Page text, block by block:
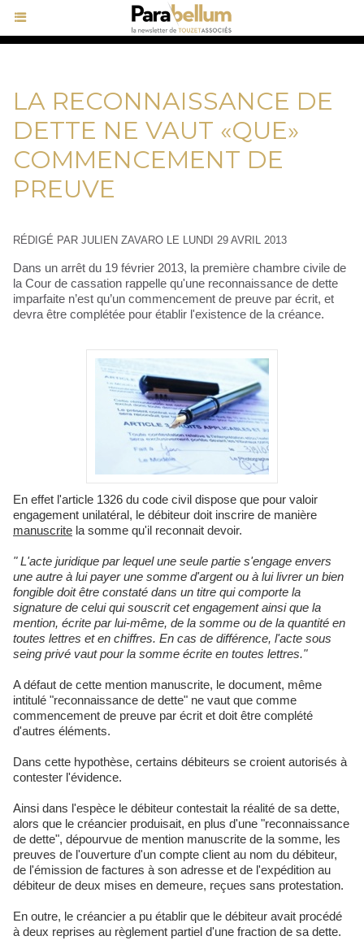
LA RECONNAISSANCE DE
DETTE NE VAUT «QUE»
COMMENCEMENT DE
PREUVE
RÉDIGÉ PAR JULIEN ZAVARO LE LUNDI 29 AVRIL 2013
Dans un arrêt du 19 février 2013, la première chambre civile de
la Cour de cassation rappelle qu'une reconnaissance de dette
imparfaite n’est qu’un commencement de preuve par écrit, et
devra être complétée pour établir l'existence de la créance.
En effet l'article 1326 du code civil dispose que pour valoir
engagement unilatéral, le débiteur doit inscrire de manière
manuscrite la somme qu'il reconnait devoir.
" L'acte juridique par lequel une seule partie s'engage envers
une autre à lui payer une somme d'argent ou à lui livrer un bien
fongible doit être constaté dans un titre qui comporte la
signature de celui qui souscrit cet engagement ainsi que la
mention, écrite par lui-même, de la somme ou de la quantité en
toutes lettres et en chiffres. En cas de différence, l'acte sous
seing privé vaut pour la somme écrite en toutes lettres."
A défaut de cette mention manuscrite, le document, même
intitulé "reconnaissance de dette" ne vaut que comme
commencement de preuve par écrit et doit être complété
d'autres éléments.
Dans cette hypothèse, certains débiteurs se croient autorisés à
contester l'évidence.
Ainsi dans l'espèce le débiteur contestait la réalité de sa dette,
alors que le créancier produisait, en plus d'une "reconnaissance
de dette", dépourvue de mention manuscrite de la somme, les
preuves de l'ouverture d'un compte client au nom du débiteur,
de l'émission de factures à son adresse et de l'expédition au
débiteur de deux mises en demeure, reçues sans protestation.
En outre, le créancier a pu établir que le débiteur avait procédé
à deux reprises au règlement partiel d'une fraction de sa dette.